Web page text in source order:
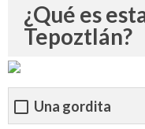
¿Qué es
Tepoztlán?
Una gordita